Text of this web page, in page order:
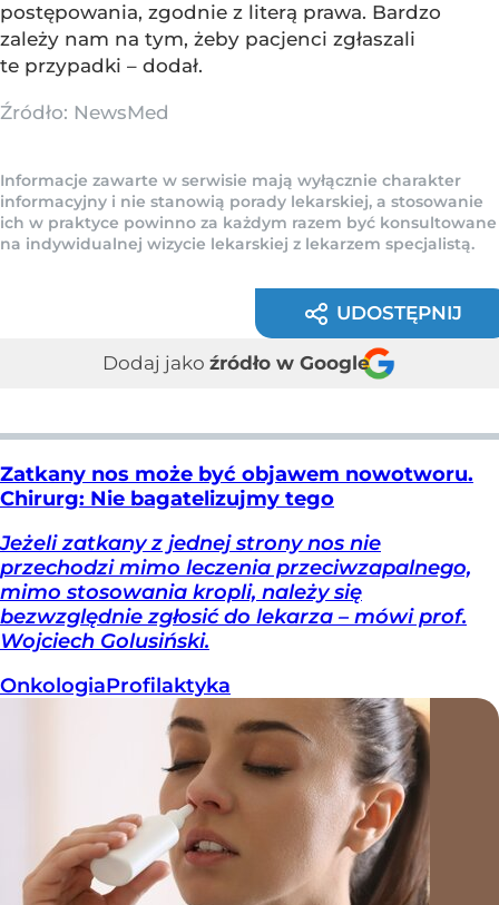
postępowania, zgodnie z literą prawa. Bardzo
zależy nam na tym, żeby pacjenci zgłaszali
te przypadki – dodał.
Źródło: NewsMed
Informacje zawarte w serwisie mają wyłącznie charakter
informacyjny i nie stanowią porady lekarskiej, a stosowanie
ich w praktyce powinno za każdym razem być konsultowane
na indywidualnej wizycie lekarskiej z lekarzem specjalistą.
UDOSTĘPNIJ
Dodaj jako źródło w Google
Zatkany nos może być objawem nowotworu.
Chirurg: Nie bagatelizujmy tego
Jeżeli zatkany z jednej strony nos nie
przechodzi mimo leczenia przeciwzapalnego,
mimo stosowania kropli, należy się
bezwzględnie zgłosić do lekarza – mówi prof.
Wojciech Golusiński.
OnkologiaProfilaktyka